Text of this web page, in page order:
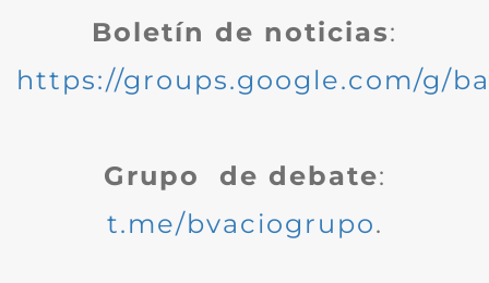
Boletín de noticias:
https://groups.google.com/g/
Grupo de debate:
t.me/bvaciogrupo.